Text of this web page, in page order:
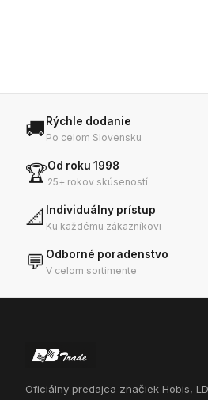
🚚 Rýchle dodanie
Po celom Slovensku
🏆Od roku 1998
25+ rokov skúseností
📐 Individuálny prístup
Ku každému zákazníkovi
💬 Odborné poradenstvo
V celom sortimente
Oficiálny predajca značiek Hobis,